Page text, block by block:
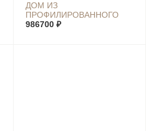
ДОМ ИЗ
ПРОФИЛИРОВАННОГО
БРУСА МАРИЯ 5.6М Х 7М
986700 ₽